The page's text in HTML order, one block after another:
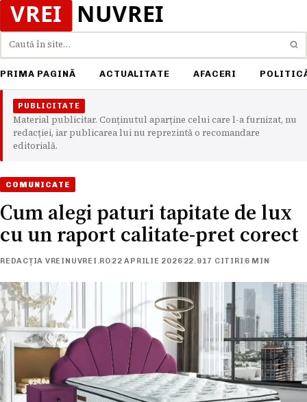
Caută
PRIMA PAGINĂ ACTUALITATE AFACERI
PUBLICITATE
Material publicitar. Conținutul aparține celui care l-a furnizat, nu
redacției, iar publicarea lui nu reprezintă o recomandare
editorială.
COMUNICATE
Cum alegi paturi tapitate de lux
cu un raport calitate-pret corect
REDACȚIA VREINUVREI.RO 22 APRILIE 2026 22.917 CITIRI 6 MIN